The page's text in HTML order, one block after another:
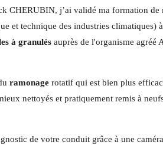
CHERUBIN, j’ai validé ma formation de
et technique des industries climatiques)
à granulés auprès de l'organisme agréé
ramonage rotatif qui est bien plus
nettoyés et pratiquement remis à
de votre conduit grâce à une